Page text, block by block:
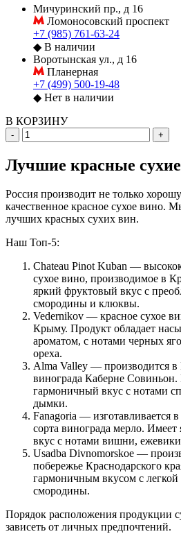
Мичуринский пр., д 16
Ломоносовский проспект
+7 (985) 761-63-24
◆ В наличии
Воротынская ул., д 16
Планерная
+7 (499) 500-19-48
◆ Нет в наличии
В КОРЗИНУ
- +
Лучшие красные
Россия производит не только
качественное красное сухое вино.
лучших красных сухих вин.
Наш Топ-5:
Chateau Pinot Kuban —
сухое вино, производимое в
яркий фруктовый вкус с
смородины и клюквы.
Vedernikov — красное сухое
Крыму. Продукт обладает
ароматом, с нотами черных
ореха.
Alma Valley — производится в
винограда Каберне
гармоничный вкус с нотами
дымки.
Fanagoria — изготавливается
сорта винограда мерло.
вкус с нотами вишни, ежевики
Usadba Divnomorskoe —
побережье Краснодарского
гармоничным вкусом с
смородины.
Порядок расположения продукции
зависеть от личных предпочтений.